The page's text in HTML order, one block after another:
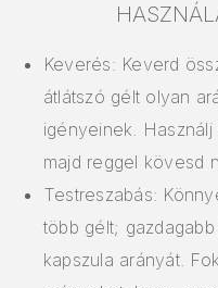
Keverés: Keverd
átlátszó gélt olyan
igényeinek.
majd reggel kövesd
Testreszabás:
több gélt;
kapszula arányát.